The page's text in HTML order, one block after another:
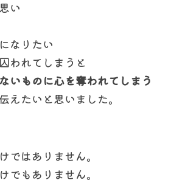
い
なりたい
われてしまうと
いものに心を奪われてしまう
えたいと思いました。
ではありません。
でもありません。